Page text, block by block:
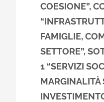
COESIONE”,
FAMIGLIE,
SETTORE”,
1 “SERVIZI
MARGINALITÀ